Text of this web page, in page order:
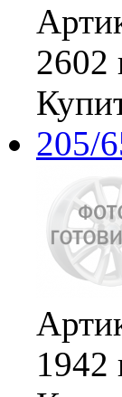
2602
205/
1942